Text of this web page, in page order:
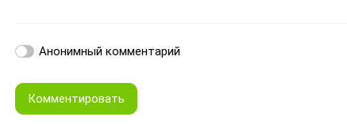
Анонимный комментарий
Комментировать